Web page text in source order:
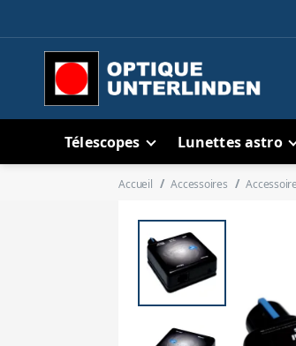
Télescopes Lunettes astro
Accueil Accessoires